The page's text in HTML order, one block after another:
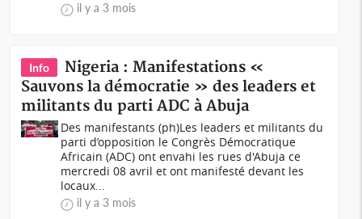
il y a 3 mois
Info
Nigeria : Manifestations «
Sauvons la démocratie » des leaders et
militants du parti ADC à Abuja
Des manifestants (ph)Les leaders et militants du
parti d’opposition le Congrès Démocratique
Africain (ADC) ont envahi les rues d'Abuja ce
mercredi 08 avril et ont manifesté devant les
locaux...
il y a 3 mois